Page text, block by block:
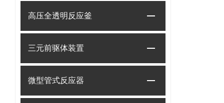
高压全透明反应釜
三元前驱体装置
微型管式反应器